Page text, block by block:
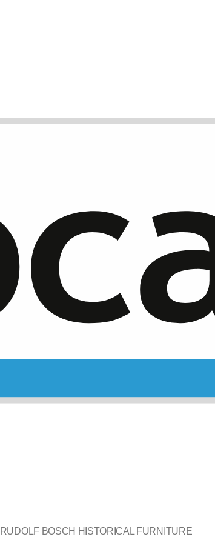
RUDOLF BOSCH HISTORICAL FURNITURE